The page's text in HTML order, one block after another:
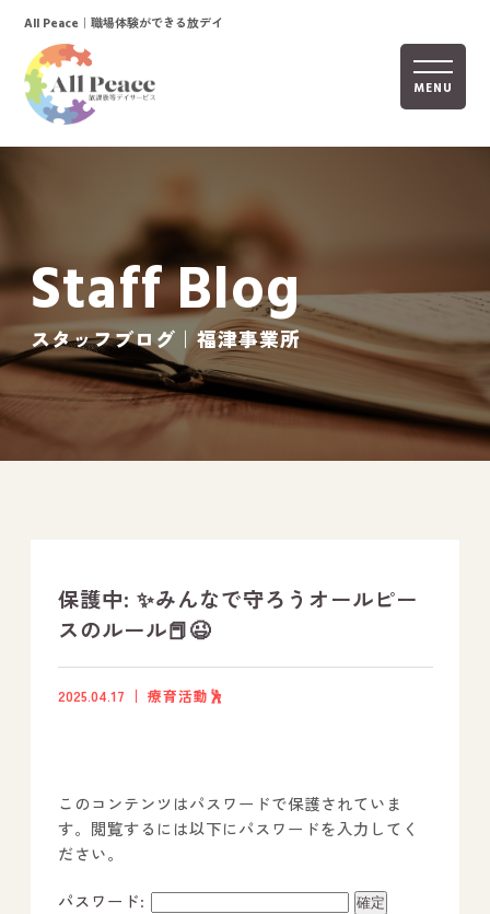
MENU
ホーム
活動内容
ご利用までの流れ
採用情報
自己評価表
社内行事
お問い合わせ
－ オールピース宗像事業所
－ オールピース福津事業所
－ オールピース春日事業所
All Peace ｜職場体験ができる放デイ
Staff Blog
スタッフブログ｜福津事業所
保護中: ✨みんなで守ろうオールピー
スのルール📕😉
2025.04.17 療育活動🕺
このコンテンツはパスワードで保護されていま
す。閲覧するには以下にパスワードを入力してく
ださい。
パスワード: